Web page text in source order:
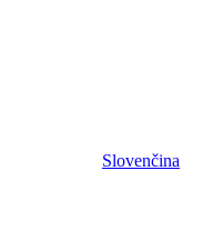
Slovenčina